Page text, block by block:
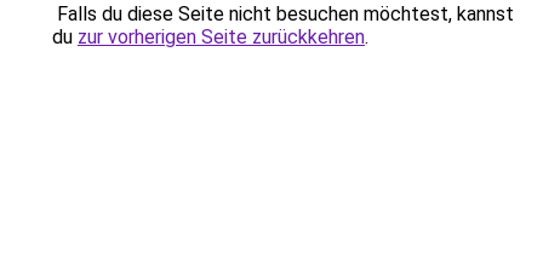
Falls du diese Seite nicht besuchen möchtest, kannst
du zur vorherigen Seite zurückkehren.